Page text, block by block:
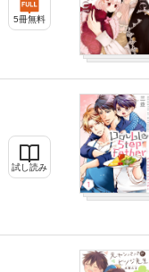
5冊無料
試し読み